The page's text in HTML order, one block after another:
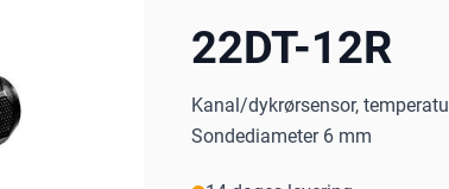
22DT-12R
Kanal/dykrørsensor,
Sondediameter 6 mm